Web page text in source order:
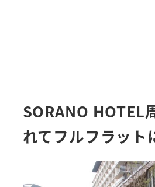
SORANO HOTEL
れてフルフラット